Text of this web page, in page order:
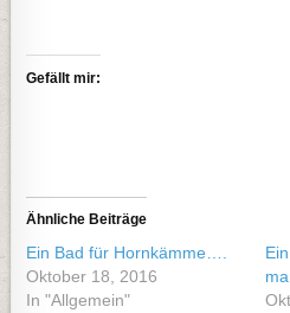
Gefällt mir:
Ähnliche Beiträge
Ein Bad für Hornkämme….
Oktober 18, 2016
In "Allgemein"